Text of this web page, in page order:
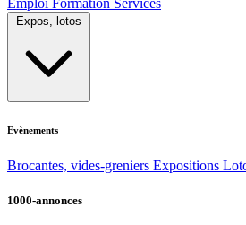
Expos, lotos
Evènements
Brocantes, vides-greniers Expositions
1000-annonces